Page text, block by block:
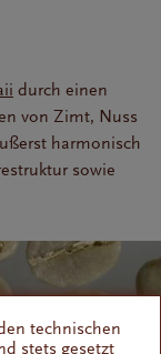
durch einen
von Zimt, Nuss
harmonisch
sowie
technischen
stets gesetzt